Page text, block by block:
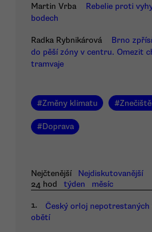
Martin Vrba
Rebelie proti
bodech
Radka Rybnikárová
Brno
do pěší zóny v centru. Omezit
tramvaje
#Změny klimatu #
#Doprava
Nejčtenější
Nejdiskutovanější
24 hod
týden měsíc
1.
Český orloj
obětí